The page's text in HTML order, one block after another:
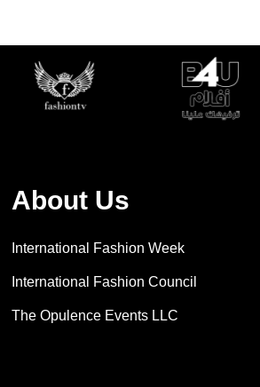
About Us
International Fashion Week
International Fashion Council
The Opulence Events LLC